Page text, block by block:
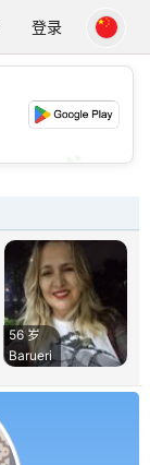
登录
56 岁
Barueri